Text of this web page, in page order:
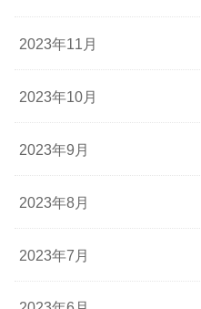
2023年11月
2023年10月
2023年9月
2023年8月
2023年7月